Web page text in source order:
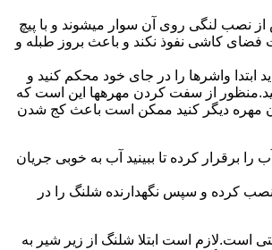
نصب لنگی روی آن سوار میشوند و با پیچ
فضای کاشی نفوذ نکند و باعث بروز طبله و
واشرها را در جای خود محکم کنید و
از سفت کردن مهرهها این است که
مهره دیگر کنید ممکن است باعث کج شدن
برقرار کرده تا ببینید آب به خوبی جریان
کرده و سپس نگهدارنده شلنگ را در
است ابتلا شلنگ از زیر شیر به